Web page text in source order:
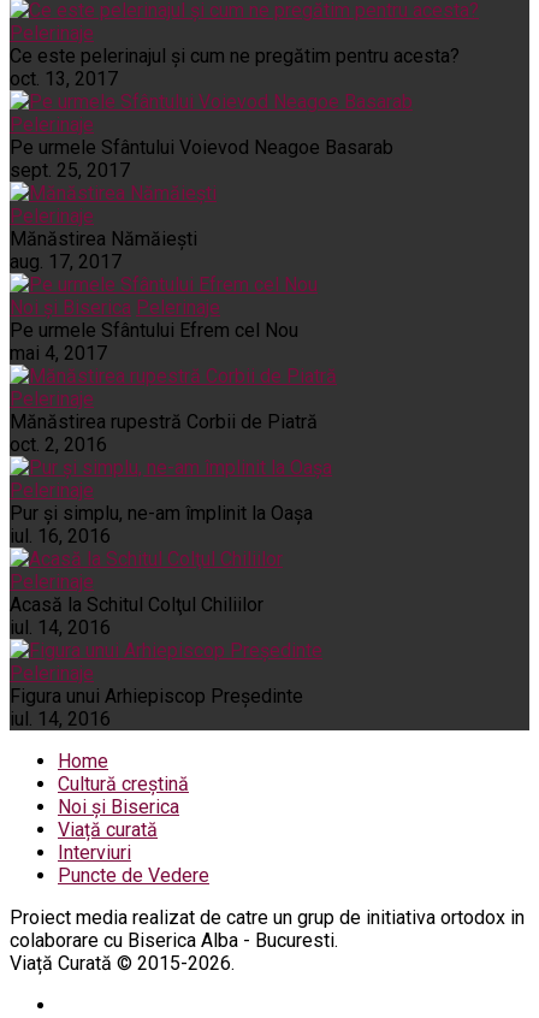
Pelerinaje
Ce este pelerinajul şi cum ne pregătim pentru acesta?
oct. 13, 2017
Pelerinaje
Pe urmele Sfântului Voievod Neagoe Basarab
sept. 25, 2017
Pelerinaje
Mănăstirea Nămăiești
aug. 17, 2017
Noi și Biserica Pelerinaje
Pe urmele Sfântului Efrem cel Nou
mai 4, 2017
Pelerinaje
Mănăstirea rupestră Corbii de Piatră
oct. 2, 2016
Pelerinaje
Pur şi simplu, ne-am împlinit la Oaşa
iul. 16, 2016
Pelerinaje
Acasă la Schitul Colţul Chiliilor
iul. 14, 2016
Pelerinaje
Figura unui Arhiepiscop Preşedinte
iul. 14, 2016
Home
Cultură creștină
Noi și Biserica
Viață curată
Interviuri
Puncte de Vedere
Proiect media realizat de catre un grup de initiativa ortodox in
colaborare cu Biserica Alba - Bucuresti.
Viață Curată © 2015-2026.